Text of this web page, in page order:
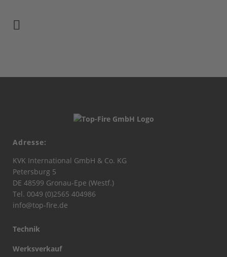
Adresse:
KVK International GmbH & Co. KG
Petersburg 5
DE 48599 Gronau-Epe (Westf.)
Tel. 0049 (0)2565 404986
info@top-fire.de
Technik
Werksverkauf